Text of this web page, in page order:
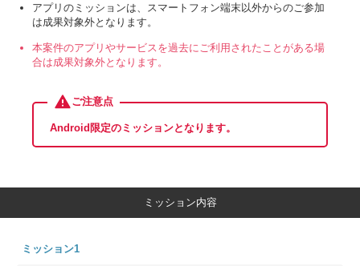
アプリのミッションは、スマートフォン端末以外からのご参加
は成果対象外となります。
本案件のアプリやサービスを過去にご利用されたことがある場
合は成果対象外となります。
ご注意点
Android限定のミッションとなります。
ミッション内容
ミッション1